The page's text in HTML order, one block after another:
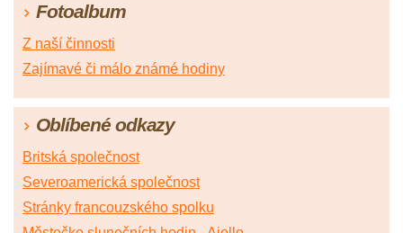
Fotoalbum
Z naší činnosti
Zajímavé či málo známé hodiny
Oblíbené odkazy
Britská společnost
Severoamerická společnost
Stránky francouzského spolku